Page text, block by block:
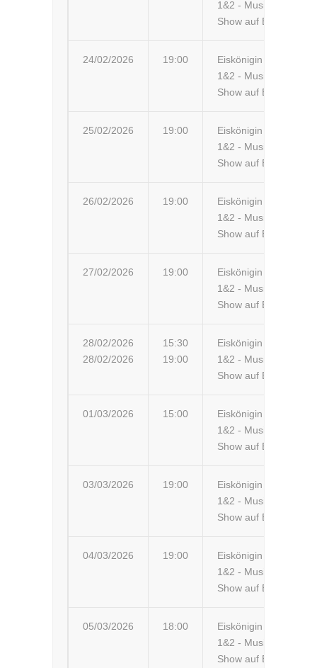
1&2 - Musik-
Show auf Eis
24/02/2026 19:00
Eiskönigin
1&2 - Musik-
Show auf Eis
25/02/2026 19:00
Eiskönigin
1&2 - Musik-
Show auf Eis
26/02/2026 19:00
Eiskönigin
1&2 - Musik-
Show auf Eis
27/02/2026 19:00
Eiskönigin
1&2 - Musik-
Show auf Eis
28/02/2026
28/02/2026
15:30
19:00
Eiskönigin
1&2 - Musik-
Show auf Eis
01/03/2026 15:00
Eiskönigin
1&2 - Musik-
Show auf Eis
03/03/2026 19:00
Eiskönigin
1&2 - Musik-
Show auf Eis
04/03/2026 19:00
Eiskönigin
1&2 - Musik-
Show auf Eis
05/03/2026 18:00
Eiskönigin
1&2 - Musik-
Show auf Eis